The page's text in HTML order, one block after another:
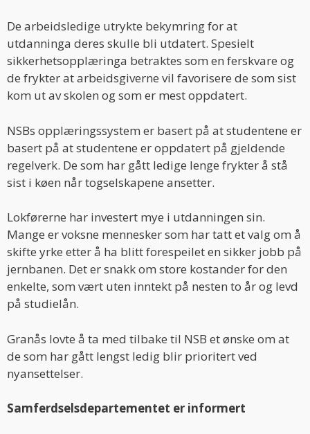
De arbeidsledige utrykte bekymring for at
utdanninga deres skulle bli utdatert. Spesielt
sikkerhetsopplæringa betraktes som en ferskvare og
de frykter at arbeidsgiverne vil favorisere de som sist
kom ut av skolen og som er mest oppdatert.
NSBs opplæringssystem er basert på at studentene er
basert på at studentene er oppdatert på gjeldende
regelverk. De som har gått ledige lenge frykter å stå
sist i køen når togselskapene ansetter.
Lokførerne har investert mye i utdanningen sin.
Mange er voksne mennesker som har tatt et valg om å
skifte yrke etter å ha blitt forespeilet en sikker jobb på
jernbanen. Det er snakk om store kostander for den
enkelte, som vært uten inntekt på nesten to år og levd
på studielån.
Granås lovte å ta med tilbake til NSB et ønske om at
de som har gått lengst ledig blir prioritert ved
nyansettelser.
Samferdselsdepartementet er informert